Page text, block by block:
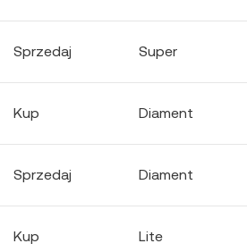
Sprzedaj Super
Kup Diament
Sprzedaj Diament
Kup Lite